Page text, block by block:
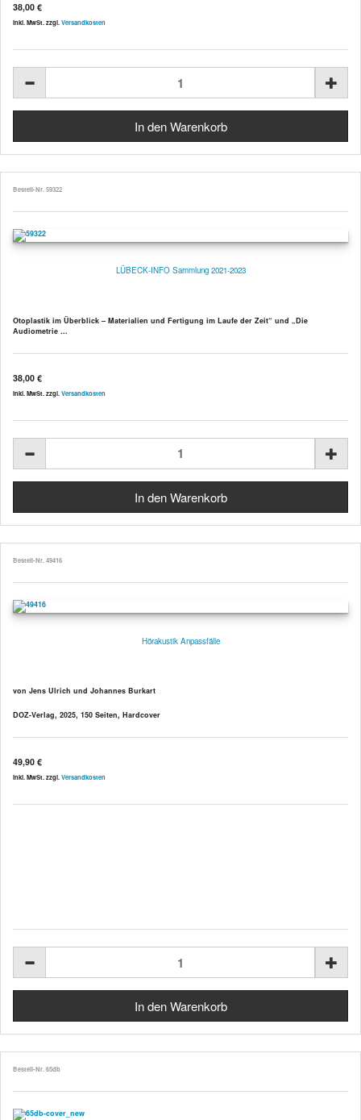
38,00 €
inkl. MwSt. zzgl. Versandkosten
Bestell-Nr. 59322
LÜBECK-INFO Sammlung 2021-2023
Otoplastik im Überblick – Materialien und Fertigung im Laufe der Zeit“ und „Die
Audiometrie ...
38,00 €
inkl. MwSt. zzgl. Versandkosten
Bestell-Nr. 49416
Hörakustik Anpassfälle
von Jens Ulrich und Johannes Burkart
DOZ-Verlag, 2025, 150 Seiten, Hardcover
49,90 €
inkl. MwSt. zzgl. Versandkosten
Bestell-Nr. 65db